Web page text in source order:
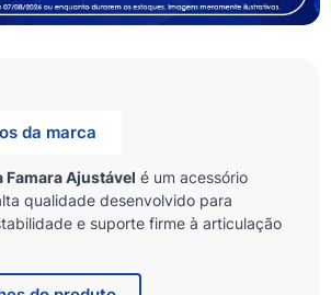
da marca
Famara Ajustável é um acessório
qualidade desenvolvido para
e suporte firme à articulação
sobrecargas e auxiliar no